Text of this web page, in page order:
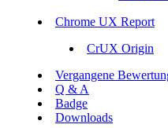
Chrome UX Report
CrUX Origin
Vergangene
Q & A
Badge
Downloads